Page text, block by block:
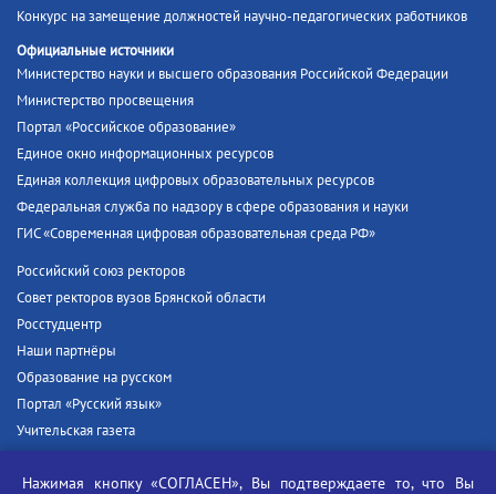
Конкурс на замещение должностей научно-педагогических работников
Официальные источники
Министерство науки и высшего образования Российской Федерации
Министерство просвещения
Портал «Российское образование»
Единое окно информационных ресурсов
Единая коллекция цифровых образовательных ресурсов
Федеральная служба по надзору в сфере образования и науки
ГИС «Современная цифровая образовательная среда РФ»
Российский союз ректоров
Совет ректоров вузов Брянской области
Росстудцентр
Наши партнёры
Образование на русском
Портал «Русский язык»
Учительская газета
Единый портал государственных услуг
Нажимая кнопку «СОГЛАСЕН», Вы подтверждаете то, что Вы